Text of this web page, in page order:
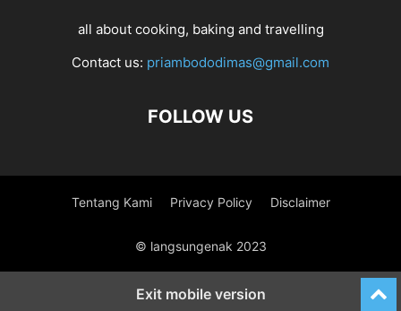
all about cooking, baking and travelling
Contact us: priambododimas@gmail.com
FOLLOW US
Tentang Kami Privacy Policy Disclaimer
© langsungenak 2023
Exit mobile version